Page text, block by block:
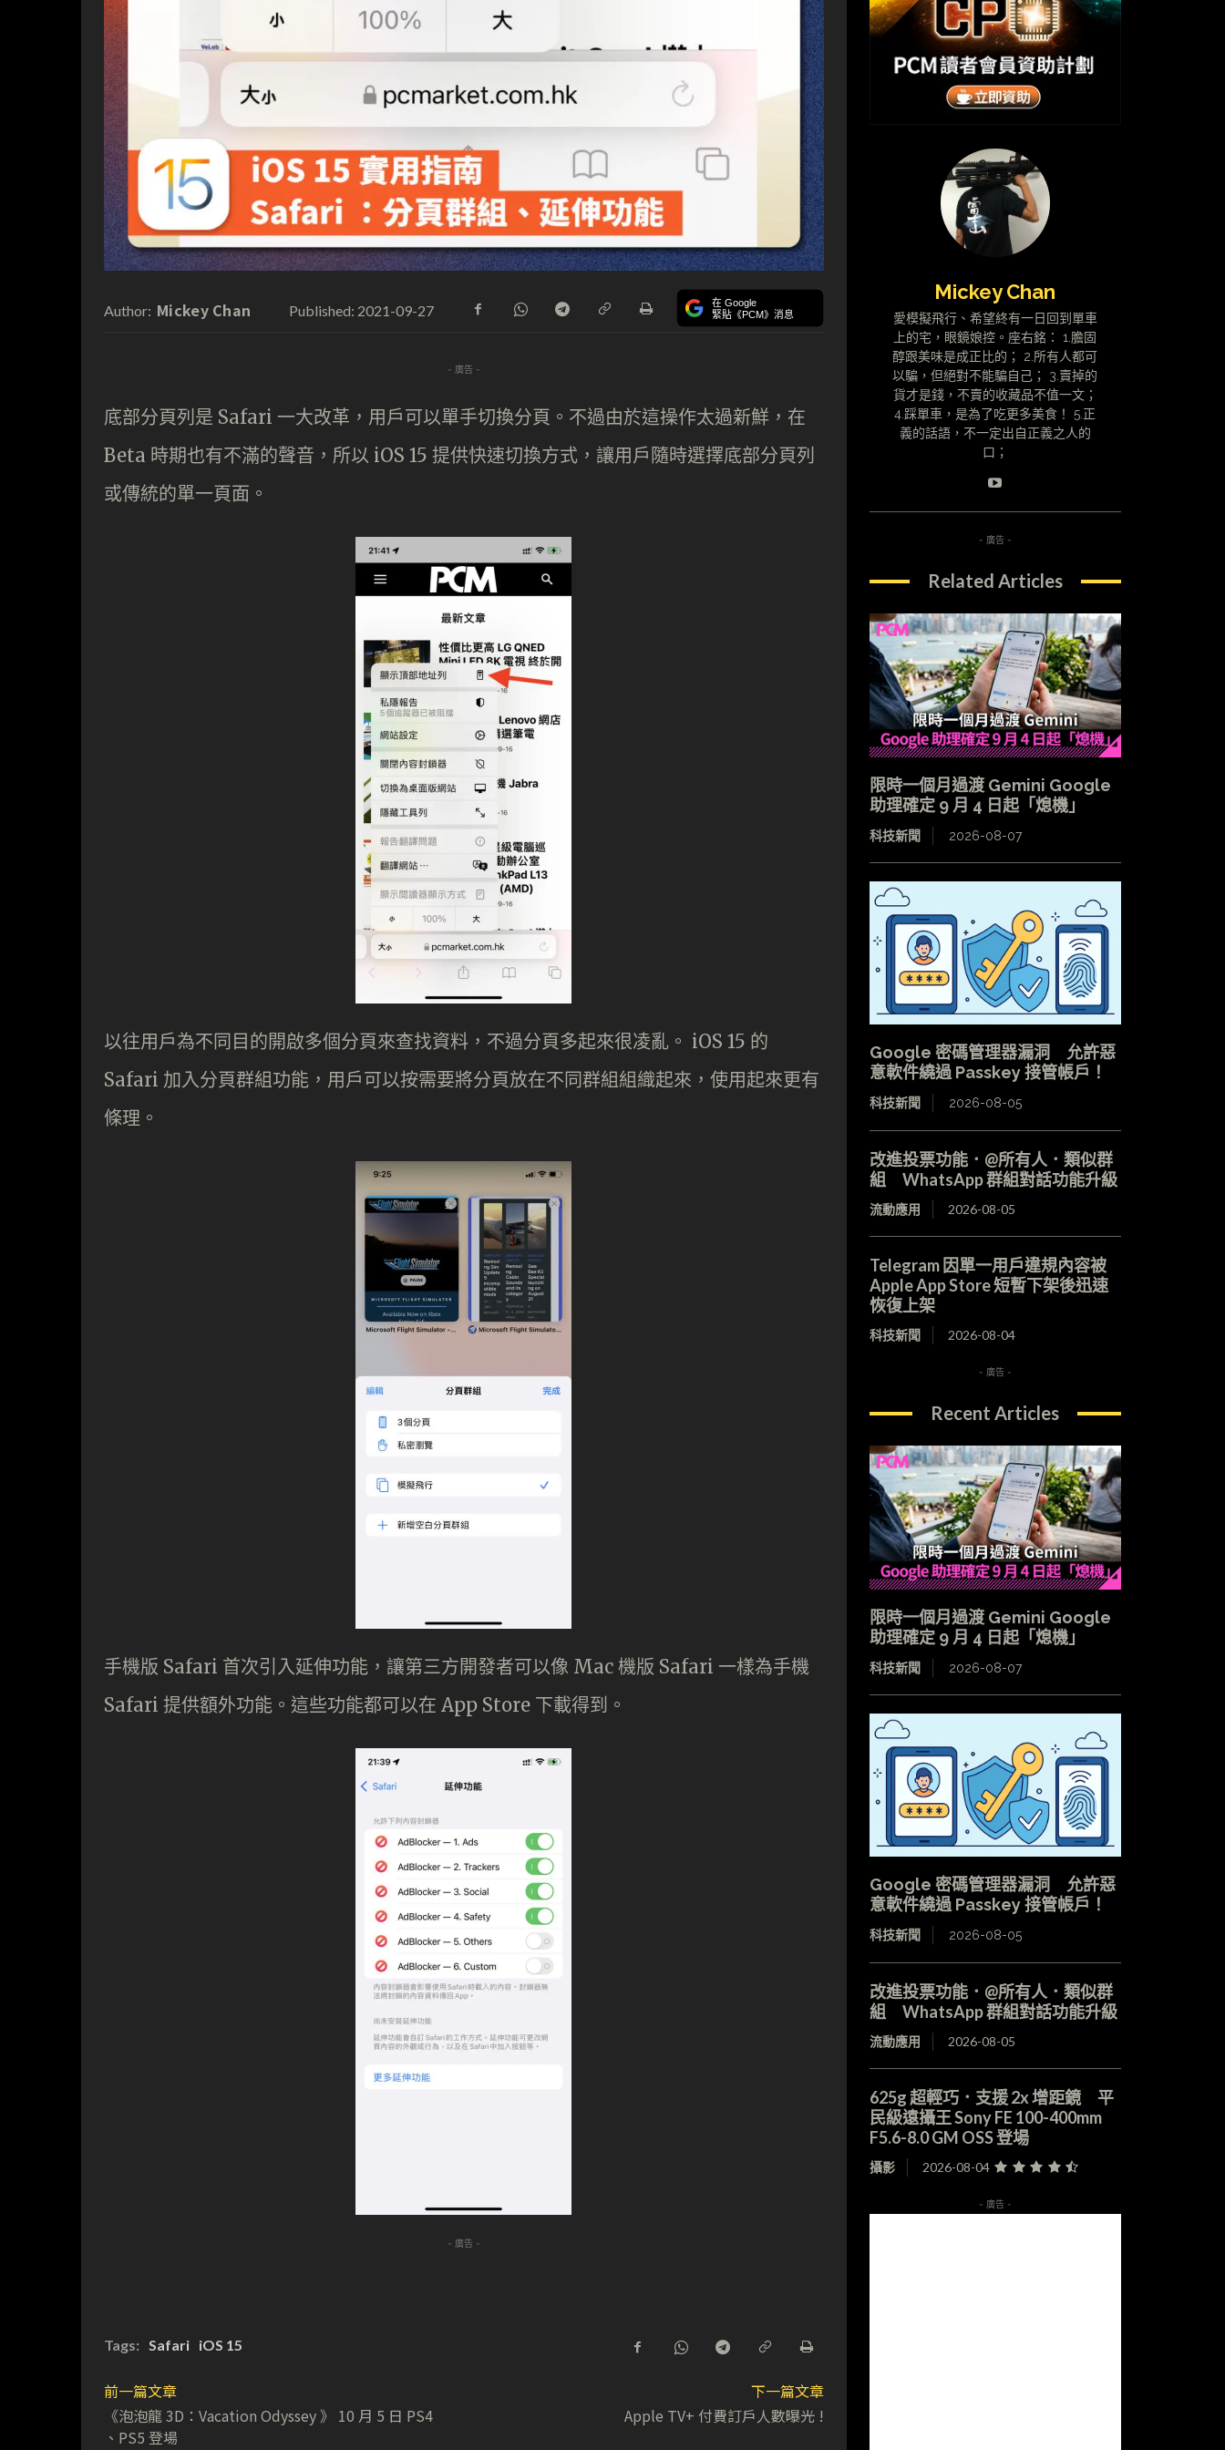
Author: Mickey Chan Published: 2021-09-27 在 Google
緊貼《PCM》消息
- 廣告 -
底部分頁列是 Safari 一大改革，用戶可以單手切換分頁。不過由於這操作太過新鮮，在
Beta 時期也有不滿的聲音，所以 iOS 15 提供快速切換方式，讓用戶隨時選擇底部分頁列
或傳統的單一頁面。
以往用戶為不同目的開啟多個分頁來查找資料，不過分頁多起來很凌亂。 iOS 15 的
Safari 加入分頁群組功能，用戶可以按需要將分頁放在不同群組組織起來，使用起來更有
條理。
手機版 Safari 首次引入延伸功能，讓第三方開發者可以像 Mac 機版 Safari 一樣為手機
Safari 提供額外功能。這些功能都可以在 App Store 下載得到。
- 廣告 -
Tags: Safari iOS 15
前一篇文章
《泡泡龍 3D：Vacation Odyssey 》 10 月 5 日 PS4
、PS5 登場
下一篇文章
Apple TV+ 付費訂戶人數曝光 !
Mickey Chan
愛模擬飛行、希望終有一日回到單車
上的宅，眼鏡娘控。座右銘： 1.膽固
醇跟美味是成正比的； 2.所有人都可
以騙，但絕對不能騙自己； 3.賣掉的
貨才是錢，不賣的收藏品不值一文；
4.踩單車，是為了吃更多美食！ 5.正
義的話語，不一定出自正義之人的
口；
- 廣告 -
Related Articles
限時一個月過渡 Gemini Google
助理確定 9 月 4 日起「熄機」
科技新聞 2026-08-07
Google 密碼管理器漏洞 允許惡
意軟件繞過 Passkey 接管帳戶！
科技新聞 2026-08-05
改進投票功能．@所有人．類似群
組 WhatsApp 群組對話功能升級
流動應用 2026-08-05
Telegram 因單一用戶違規內容被
Apple App Store 短暫下架後迅速
恢復上架
科技新聞 2026-08-04
- 廣告 -
Recent Articles
限時一個月過渡 Gemini Google
助理確定 9 月 4 日起「熄機」
科技新聞 2026-08-07
Google 密碼管理器漏洞 允許惡
意軟件繞過 Passkey 接管帳戶！
科技新聞 2026-08-05
改進投票功能．@所有人．類似群
組 WhatsApp 群組對話功能升級
流動應用 2026-08-05
625g 超輕巧．支援 2x 增距鏡 平
民級遠攝王 Sony FE 100-400mm
F5.6-8.0 GM OSS 登場
攝影 2026-08-04
- 廣告 -